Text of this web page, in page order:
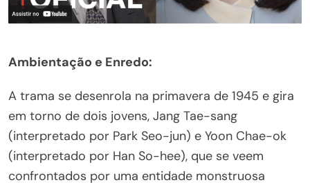
Ambientação e Enredo:
A trama se desenrola na primavera de 1945 e gira
em torno de dois jovens, Jang Tae-sang
(interpretado por Park Seo-jun) e Yoon Chae-ok
(interpretado por Han So-hee), que se veem
confrontados por uma entidade monstruosa